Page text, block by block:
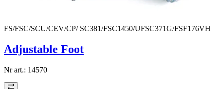
FS/FSC/SCU/CEV/CP/ SC381/FSC1450/UFSC371G/FSF176VH
Adjustable Foot
Nr art.: 14570